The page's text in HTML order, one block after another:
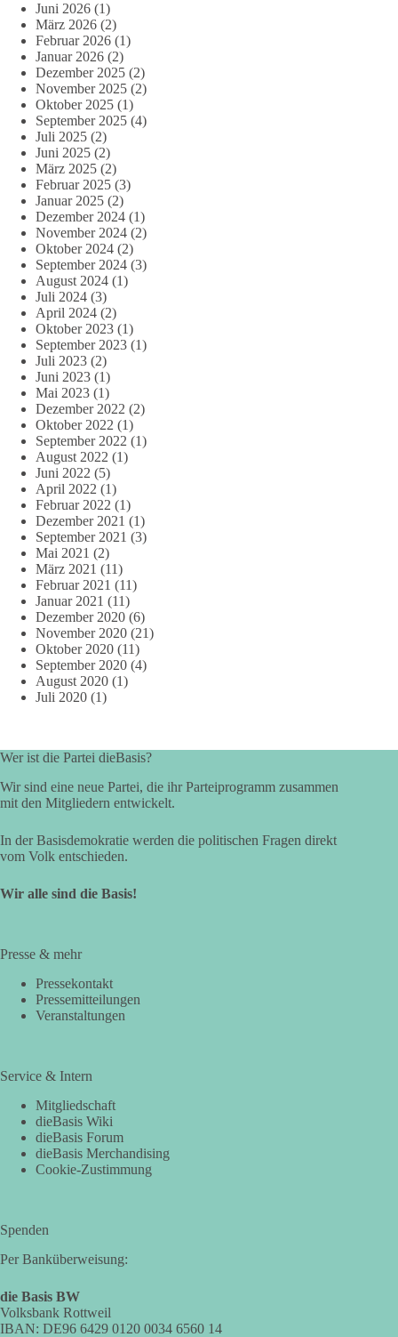
Juni 2026 (1)
März 2026 (2)
Februar 2026 (1)
Januar 2026 (2)
Dezember 2025 (2)
November 2025 (2)
Oktober 2025 (1)
September 2025 (4)
Juli 2025 (2)
Juni 2025 (2)
März 2025 (2)
Februar 2025 (3)
Januar 2025 (2)
Dezember 2024 (1)
November 2024 (2)
Oktober 2024 (2)
September 2024 (3)
August 2024 (1)
Juli 2024 (3)
April 2024 (2)
Oktober 2023 (1)
September 2023 (1)
Juli 2023 (2)
Juni 2023 (1)
Mai 2023 (1)
Dezember 2022 (2)
Oktober 2022 (1)
September 2022 (1)
August 2022 (1)
Juni 2022 (5)
April 2022 (1)
Februar 2022 (1)
Dezember 2021 (1)
September 2021 (3)
Mai 2021 (2)
März 2021 (11)
Februar 2021 (11)
Januar 2021 (11)
Dezember 2020 (6)
November 2020 (21)
Oktober 2020 (11)
September 2020 (4)
August 2020 (1)
Juli 2020 (1)
Wer ist die Partei dieBasis?
Wir sind eine neue Partei, die ihr Parteiprogramm zusammen
mit den Mitgliedern entwickelt.
In der Basisdemokratie werden die politischen Fragen direkt
vom Volk entschieden.
Wir alle sind die Basis!
Presse & mehr
Pressekontakt
Pressemitteilungen
Veranstaltungen
Service & Intern
Mitgliedschaft
dieBasis Wiki
dieBasis Forum
dieBasis Merchandising
Cookie-Zustimmung
Spenden
Per Banküberweisung:
die Basis BW
Volksbank Rottweil
IBAN: DE96 6429 0120 0034 6560 14